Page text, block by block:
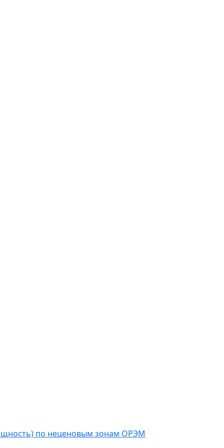
по неценовым зонам ОРЭМ